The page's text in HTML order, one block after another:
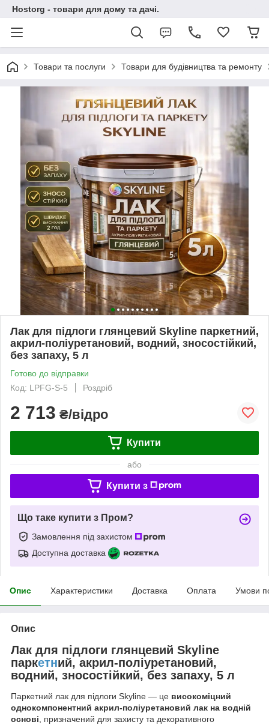
Hostorg - товари для дому та дачі.
Товари та послуги Товари для будівництва та ремонту
Лак для підлоги глянцевий Skyline паркетний,
акрил-поліуретановий, водний, зносостійкий,
без запаху, 5 л
Готово до відправки
Код: LPFG-S-5
Роздріб
2 713 ₴/відро
Купити
або
Купити з
Що таке купити з Пром?
Замовлення під захистом
Доступна доставка
Опис Характеристики Доставка Оплата Умови
Опис
Лак для підлоги глянцевий Skyline
паркетний, акрил-поліуретановий,
водний, зносостійкий, без запаху, 5 л
Паркетний лак для підлоги Skyline — це високоміцний
однокомпонентний акрил-поліуретановий лак на водній
основі, призначений для захисту та декоративного